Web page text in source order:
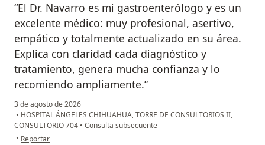
“El Dr. Navarro es mi gastroenterólogo y es un
excelente médico: muy profesional, asertivo,
empático y totalmente actualizado en su área.
Explica con claridad cada diagnóstico y
tratamiento, genera mucha confianza y lo
recomiendo ampliamente.”
3 de agosto de 2026
• HOSPITAL ÁNGELES CHIHUAHUA, TORRE DE CONSULTORIOS II,
CONSULTORIO 704 • Consulta subsecuente
• en opinión del usuario C.Corral
Reportar